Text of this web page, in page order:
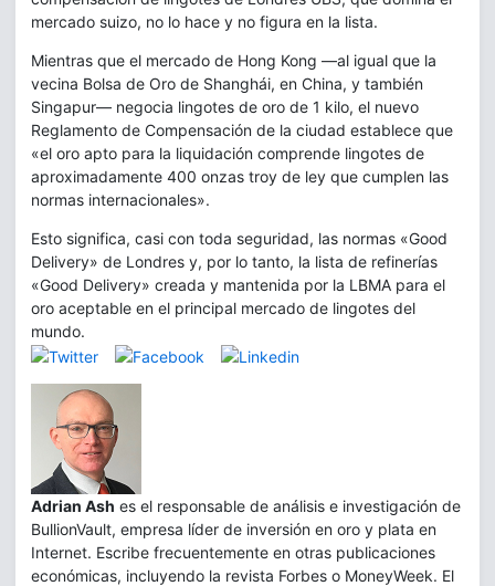
mercado suizo, no lo hace y no figura en la lista.
Mientras que el mercado de Hong Kong —al igual que la
vecina Bolsa de Oro de Shanghái, en China, y también
Singapur— negocia lingotes de oro de 1 kilo, el nuevo
Reglamento de Compensación de la ciudad establece que
«el oro apto para la liquidación comprende lingotes de
aproximadamente 400 onzas troy de ley que cumplen las
normas internacionales».
Esto significa, casi con toda seguridad, las normas «Good
Delivery» de Londres y, por lo tanto, la lista de refinerías
«Good Delivery» creada y mantenida por la LBMA para el
oro aceptable en el principal mercado de lingotes del
mundo.
Adrian Ash es el responsable de análisis e investigación de
BullionVault, empresa líder de inversión en oro y plata en
Internet. Escribe frecuentemente en otras publicaciones
económicas, incluyendo la revista Forbes o MoneyWeek. El